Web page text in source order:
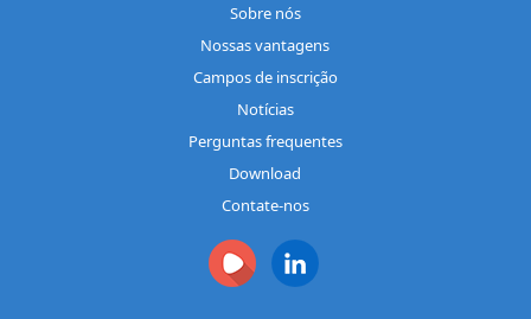
Sobre nós
Nossas vantagens
Campos de inscrição
Notícias
Perguntas frequentes
Download
Contate-nos